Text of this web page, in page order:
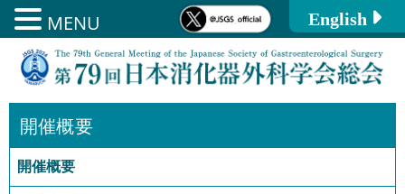
テ
ツ
English
開催概要
開催概要
MENU